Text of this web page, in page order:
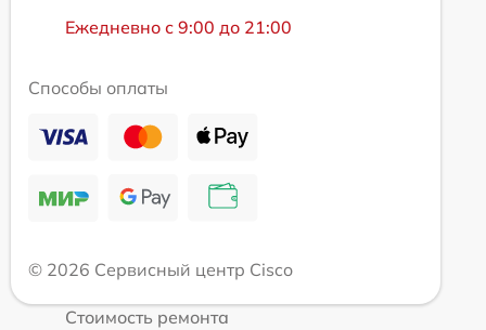
Ежедневно с 9:00 до 21:00
Способы оплаты
© 2026 Сервисный центр Cisco
Стоимость ремонта